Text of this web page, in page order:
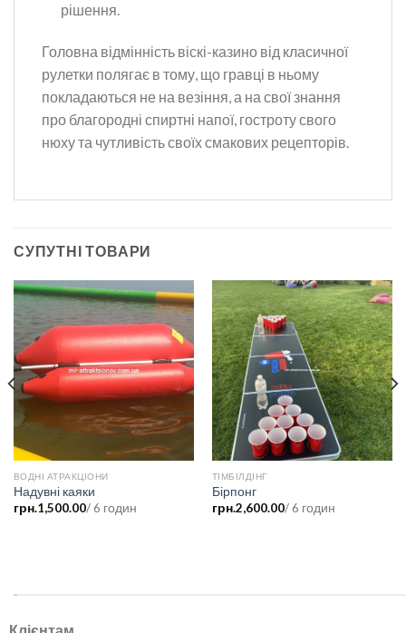
рішення.
Головна відмінність віскі-казино від класичної
рулетки полягає в тому, що гравці в ньому
покладаються не на везіння, а на свої знання
про благородні спиртні напої, гостроту свого
нюху та чутливість своїх смакових рецепторів.
СУПУТНІ ТОВАРИ
ВОДНІ АТРАКЦІОНИ
Надувні каяки
грн.1,500.00/ 6 годин
ТІМБІЛДІНГ
Бірпонг
грн.2,600.00/ 6 годин